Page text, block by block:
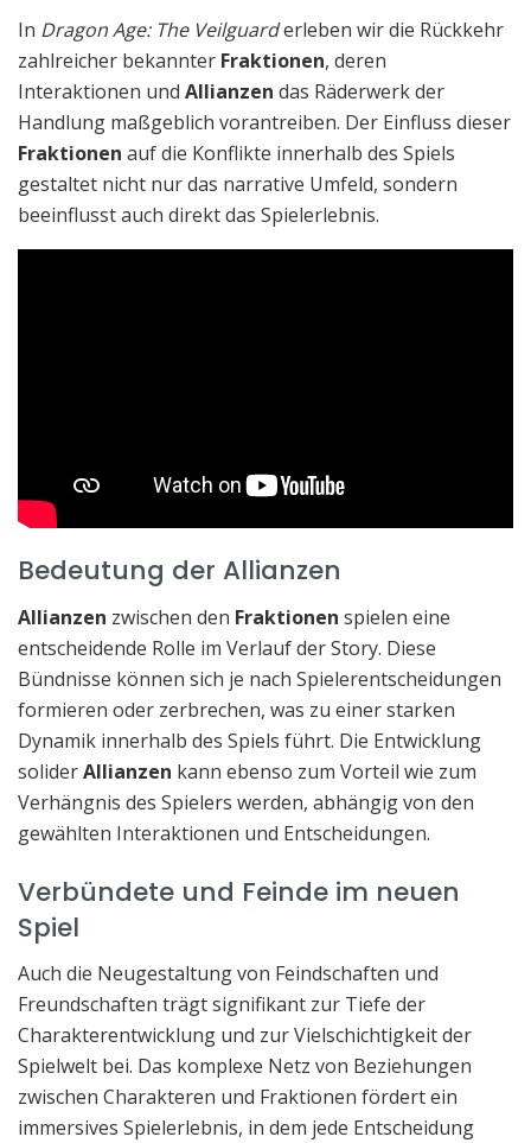
In Dragon Age: The Veilguarderleben wir die Rückkehr
zahlreicher bekannter Fraktionen, deren
Interaktionen und Allianzen das Räderwerk der
Handlung maßgeblich vorantreiben. Der Einfluss dieser
Fraktionen auf die Konflikte innerhalb des Spiels
gestaltet nicht nur das narrative Umfeld, sondern
beeinflusst auch direkt das Spielerlebnis.
Bedeutung der Allianzen
Allianzen zwischen den Fraktionen spielen eine
entscheidende Rolle im Verlauf der Story. Diese
Bündnisse können sich je nach Spielerentscheidungen
formieren oder zerbrechen, was zu einer starken
Dynamik innerhalb des Spiels führt. Die Entwicklung
soliderAllianzen kann ebenso zum Vorteil wie zum
Verhängnis des Spielers werden, abhängig von den
gewählten Interaktionen und Entscheidungen.
Verbündete und Feinde im neuen
Spiel
Auch die Neugestaltung von Feindschaften und
Freundschaften trägt signifikant zur Tiefe der
Charakterentwicklung und zur Vielschichtigkeit der
Spielwelt bei. Das komplexe Netz von Beziehungen
zwischen Charakteren und Fraktionen fördert ein
immersives Spielerlebnis, in dem jede Entscheidung